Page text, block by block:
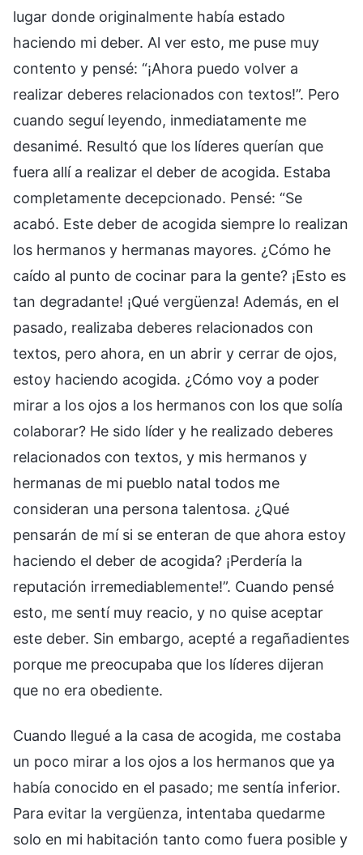
lugar donde originalmente había estado
haciendo mi deber. Al ver esto, me puse muy
contento y pensé: “¡Ahora puedo volver a
realizar deberes relacionados con textos!”. Pero
cuando seguí leyendo, inmediatamente me
desanimé. Resultó que los líderes querían que
fuera allí a realizar el deber de acogida. Estaba
completamente decepcionado. Pensé: “Se
acabó. Este deber de acogida siempre lo realizan
los hermanos y hermanas mayores. ¿Cómo he
caído al punto de cocinar para la gente? ¡Esto es
tan degradante! ¡Qué vergüenza! Además, en el
pasado, realizaba deberes relacionados con
textos, pero ahora, en un abrir y cerrar de ojos,
estoy haciendo acogida. ¿Cómo voy a poder
mirar a los ojos a los hermanos con los que solía
colaborar? He sido líder y he realizado deberes
relacionados con textos, y mis hermanos y
hermanas de mi pueblo natal todos me
consideran una persona talentosa. ¿Qué
pensarán de mí si se enteran de que ahora estoy
haciendo el deber de acogida? ¡Perdería la
reputación irremediablemente!”. Cuando pensé
esto, me sentí muy reacio, y no quise aceptar
este deber. Sin embargo, acepté a regañadientes
porque me preocupaba que los líderes dijeran
que no era obediente.
Cuando llegué a la casa de acogida, me costaba
un poco mirar a los ojos a los hermanos que ya
había conocido en el pasado; me sentía inferior.
Para evitar la vergüenza, intentaba quedarme
solo en mi habitación tanto como fuera posible y